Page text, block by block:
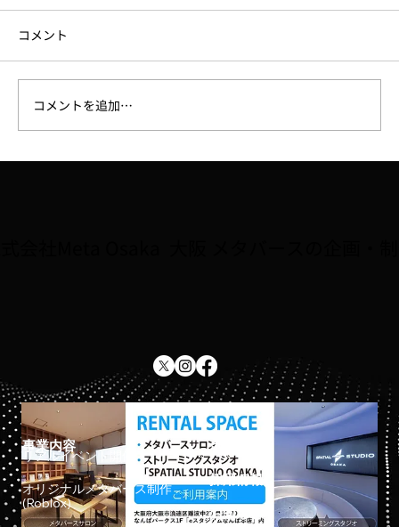
コメント
コメントを追加…
事業内容
リアルイベント開催
オリジナルメタバース制作
(Roblox)
ホーム
採用情報
お知らせ